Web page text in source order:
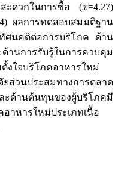
ะดวกในการซื้อ ( =4.27)
ผลการทดสอบสมมติฐาน
ศนคติต่อการบริโภค ด้าน
นการรับรู้ในการควบคุม
งใจบริโภคอาหารใหม่
ส่วนประสมทางการตลาด
ด้านต้นทุนของผู้บริโภคมี
าหารใหม่ประเภทเนื้อ